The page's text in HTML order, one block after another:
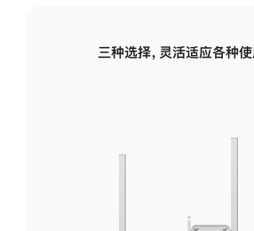
三种选择，灵活适应各种使